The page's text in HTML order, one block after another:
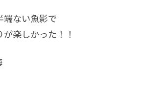
端ない魚影で
楽しかった！！